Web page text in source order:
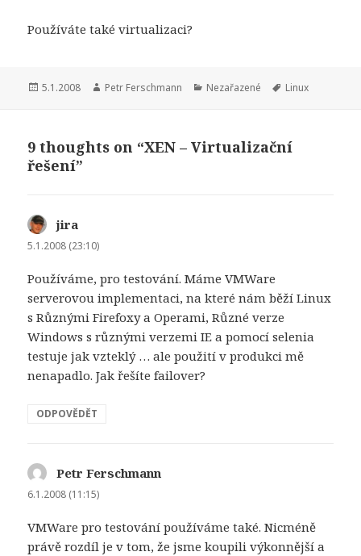
Používáte také virtualizaci?
Publikováno:
5.1.2008 Autor:
Petr Ferschmann Rubriky:
Nezařazené Štítky:
Linux
9 thoughts on “XEN – Virtualizační
řešení”
jira
5.1.2008 (23:10)
Používáme, pro testování. Máme VMWare
serverovou implementaci, na které nám běží Linux
s Různými Firefoxy a Operami, Různé verze
Windows s různými verzemi IE a pomocí selenia
testuje jak vzteklý … ale použití v produkci mě
nenapadlo. Jak řešíte failover?
ODPOVĚDĚT
Petr Ferschmann
6.1.2008 (11:15)
VMWare pro testování používáme také. Nicméně
právě rozdíl je v tom, že jsme koupili výkonnější a